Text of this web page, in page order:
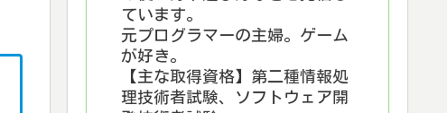
ています。
元プログラマーの主婦。ゲーム
が好き。
【主な取得資格】第二種情報処
理技術者試験、ソフトウェア開